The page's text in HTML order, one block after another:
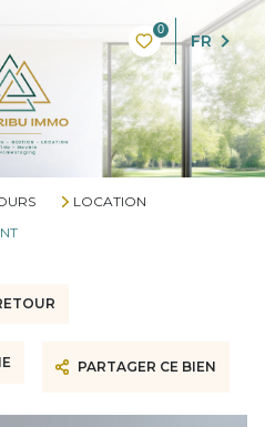
0
FR
LOCATION
PARTAGER CE BIEN